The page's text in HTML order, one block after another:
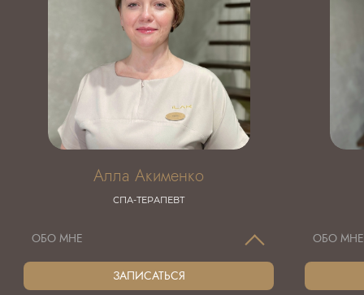
Алла Акименко
СПА-ТЕРАПЕВТ
ОБО МНЕ
ЗАПИСАТЬСЯ
ОБО МНЕ